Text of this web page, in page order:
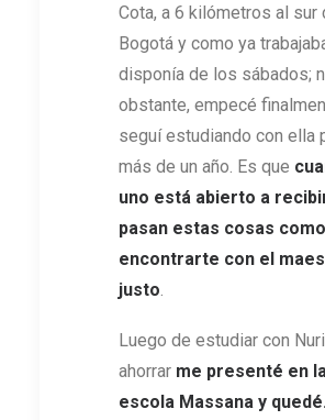
Cota, a 6 kilómetros al sur
Bogotá y como ya
disponía de los sábados;
obstante, empecé
seguí estudiando con ella
más de un año. Es que
uno está abierto a
pasan estas cosas como
encontrarte con el
justo
Luego de estudiar con
ahorrar me presenté en la
escola Massana y quedé.